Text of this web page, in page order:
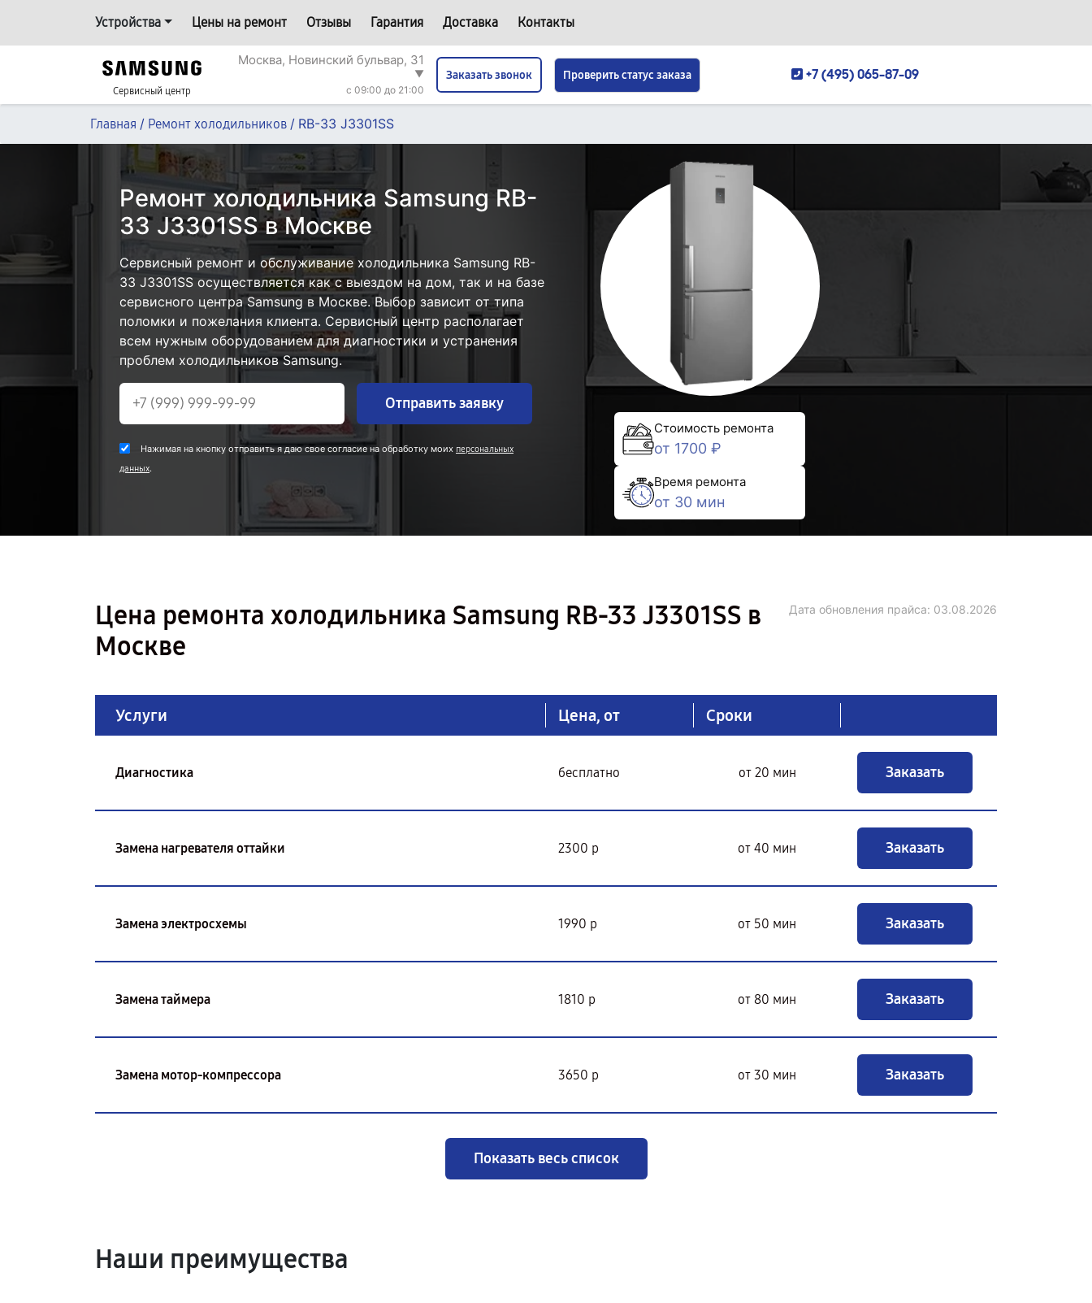
Устройства Цены на ремонт Отзывы Гарантия Доставка Контакты
Сервисный центр
Москва, Новинский бульвар, 31
▼
c 09:00 до 21:00
Заказать звонок Проверить статус заказа +7 (495) 065-87-09
Главная / Ремонт холодильников / RB-33 J3301SS
Ремонт холодильника Samsung RB-
33 J3301SS в Москве
Сервисный ремонт и обслуживание холодильника Samsung RB-
33 J3301SS осуществляется как с выездом на дом, так и на базе
сервисного центра Samsung в Москве. Выбор зависит от типа
поломки и пожелания клиента. Сервисный центр располагает
всем нужным оборудованием для диагностики и устранения
проблем холодильников Samsung.
Отправить заявку
Нажимая на кнопку отправить я даю свое согласие на обработку моих персональных
данных.
Стоимость ремонта
от 1700 ₽
Время ремонта
от 30 мин
Цена ремонта холодильника Samsung RB-33 J3301SS в
Москве
Дата обновления прайса: 03.08.2026
Услуги Цена, от Сроки
Диагностика бесплатно от 20 мин Заказать
Замена нагревателя оттайки 2300 р от 40 мин Заказать
Замена электросхемы 1990 р от 50 мин Заказать
Замена таймера 1810 р от 80 мин Заказать
Замена мотор-компрессора 3650 р от 30 мин Заказать
Показать весь список
Наши преимущества